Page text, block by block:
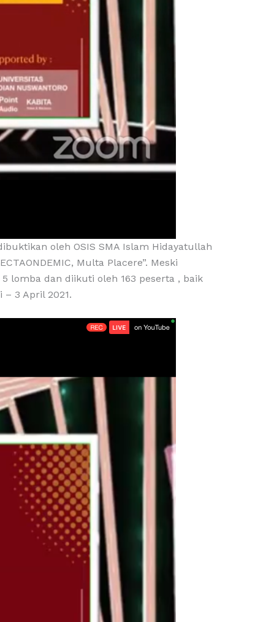
oleh OSIS SMA Islam Hidayatullah
Multa Placere”. Meski
lomba dan diikuti oleh 163 peserta , baik
– 3 April 2021.